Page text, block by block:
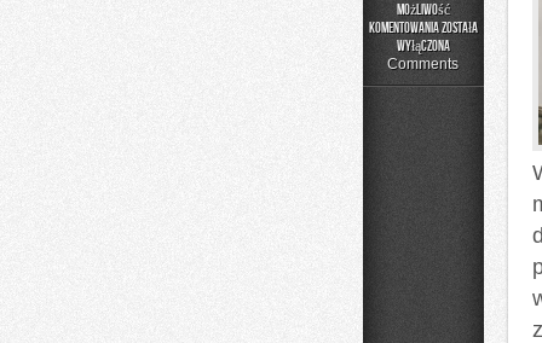
Możliwość
komentowania
Zabawa
Rozwój
została
wyłączona
Comments